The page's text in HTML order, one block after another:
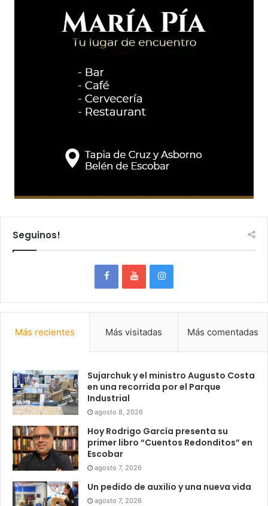
Seguinos!
Más recientes Más visitadas Más comentadas
Sujarchuk y el ministro Augusto Costa
en una recorrida por el Parque
Industrial
agosto 8, 2026
Hoy Rodrigo García presenta su
primer libro “Cuentos Redonditos” en
Escobar
agosto 7, 2026
Un pedido de auxilio y una nueva vida
agosto 7, 2026